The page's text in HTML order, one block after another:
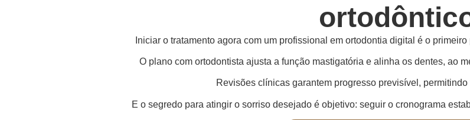
Iniciar o tratamento agora com um profissional em ortodontia digital é o
O plano com ortodontista ajusta a função mastigatória e alinha os dentes, ao
Revisões clínicas garantem progresso previsível,
E o segredo para atingir o sorriso desejado é objetivo: seguir o cronograma